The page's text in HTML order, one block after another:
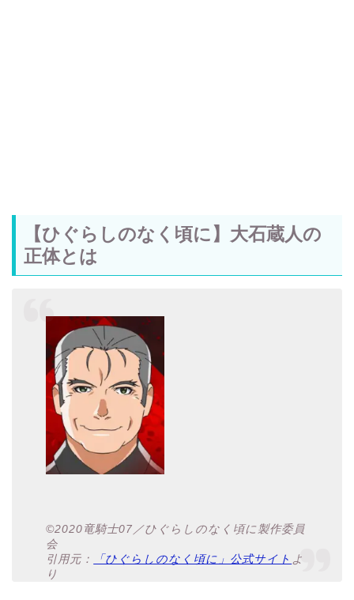
【ひぐらしのなく頃に】大石蔵人の
正体とは
©2020竜騎士07／ひぐらしのなく頃に製作委員
会
引用元：
「ひぐらしのなく頃に」公式サイト よ
り